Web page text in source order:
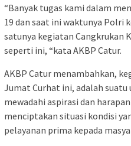
“Banyak tugas kami dalam
19 dan saat ini waktunya Polri
satunya kegiatan Cangkrukan
seperti ini, “kata AKBP Catur.
AKBP Catur menambahkan,
Jumat Curhat ini, adalah suatu
mewadahi aspirasi dan
menciptakan situasi kondisi
pelayanan prima kepada